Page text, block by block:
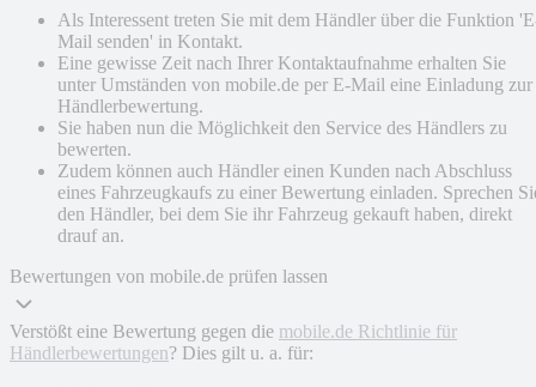
Als Interessent treten Sie mit dem Händler über die Funktion
Mail senden' in Kontakt.
Eine gewisse Zeit nach Ihrer Kontaktaufnahme erhalten Sie
unter Umständen von mobile.de per E-Mail eine Einladung zur
Händlerbewertung.
Sie haben nun die Möglichkeit den Service des Händlers zu
bewerten.
Zudem können auch Händler einen Kunden nach Abschluss
eines Fahrzeugkaufs zu einer Bewertung einladen. Sprechen
den Händler, bei dem Sie ihr Fahrzeug gekauft haben, direkt
drauf an.
Bewertungen von mobile.de prüfen lassen
Verstößt eine Bewertung gegen die mobile.de Richtlinie für
Händlerbewertungen? Dies gilt u. a. für: